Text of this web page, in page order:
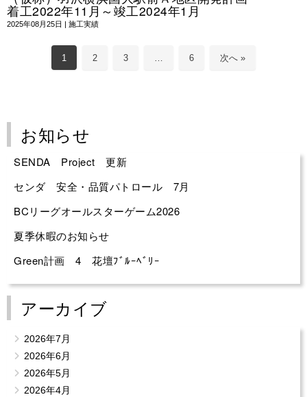
着工2022年11月～竣工2024年1月
2025年08月25日 | 施工実績
1 2 3 6 次へ »
お知らせ
SENDA Project 更新
センダ 安全・品質パトロール 7月
BCリーグオールスターゲーム2026
夏季休暇のお知らせ
Green計画 4 花壇ﾌﾞﾙｰﾍﾞﾘｰ
アーカイブ
2026年7月
2026年6月
2026年5月
2026年4月